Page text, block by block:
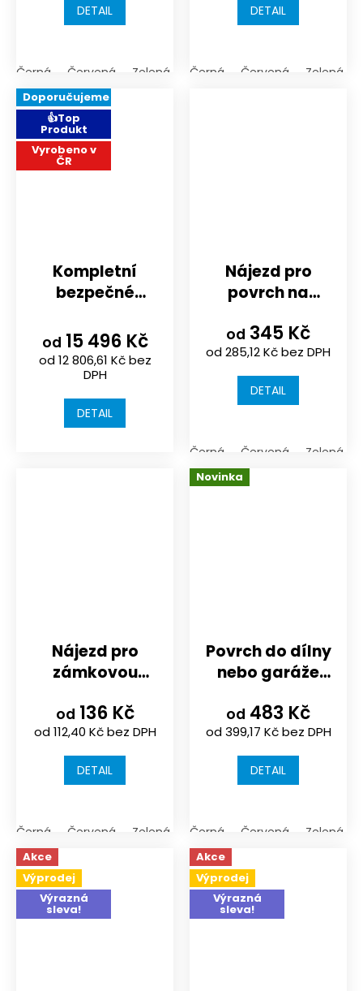
DETAIL
Černá Červená Zelená
DETAIL
Černá Červená Zelená
Doporučujeme
👍Top
Produkt
Vyrobeno v
ČR
Kompletní
bezpečné
NOVISA |
spojovací
materiál | 3
velikosti
od 12 806,61 Kč bez
DPH
od 15 496 Kč
DETAIL
Nájezd pro
povrch na
sportoviště
nebo terasu |
750x300x25/30/
| spojení na
od 285,12 Kč bez DPH
od 345 Kč
DETAIL
Černá Červená Zelená
Nájezd pro
zámkovou
500x200x43
mm
od 112,40 Kč bez DPH
od 136 Kč
DETAIL
Černá Červená Zelená
Novinka
Povrch do dílny
nebo garáže
970x970x8/10/16
mm | černá
nebo
probarvenost
od 399,17 Kč bez DPH
od 483 Kč
DETAIL
Černá Červená Zelená
Akce
Výprodej
Výrazná
sleva!
Akce
Výprodej
Výrazná
sleva!